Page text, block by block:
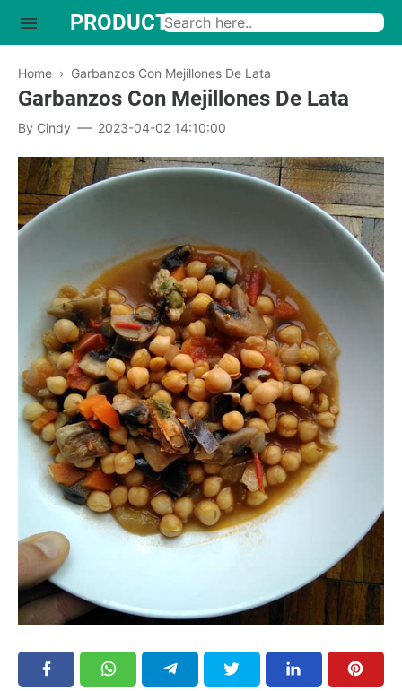
Home › Garbanzos Con Mejillones De Lata
Garbanzos Con Mejillones De Lata
By Cindy 2023-04-02 14:10:00